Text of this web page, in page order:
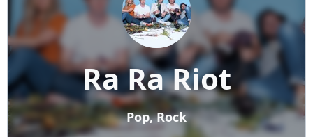
Ra Ra Riot
Pop, Rock